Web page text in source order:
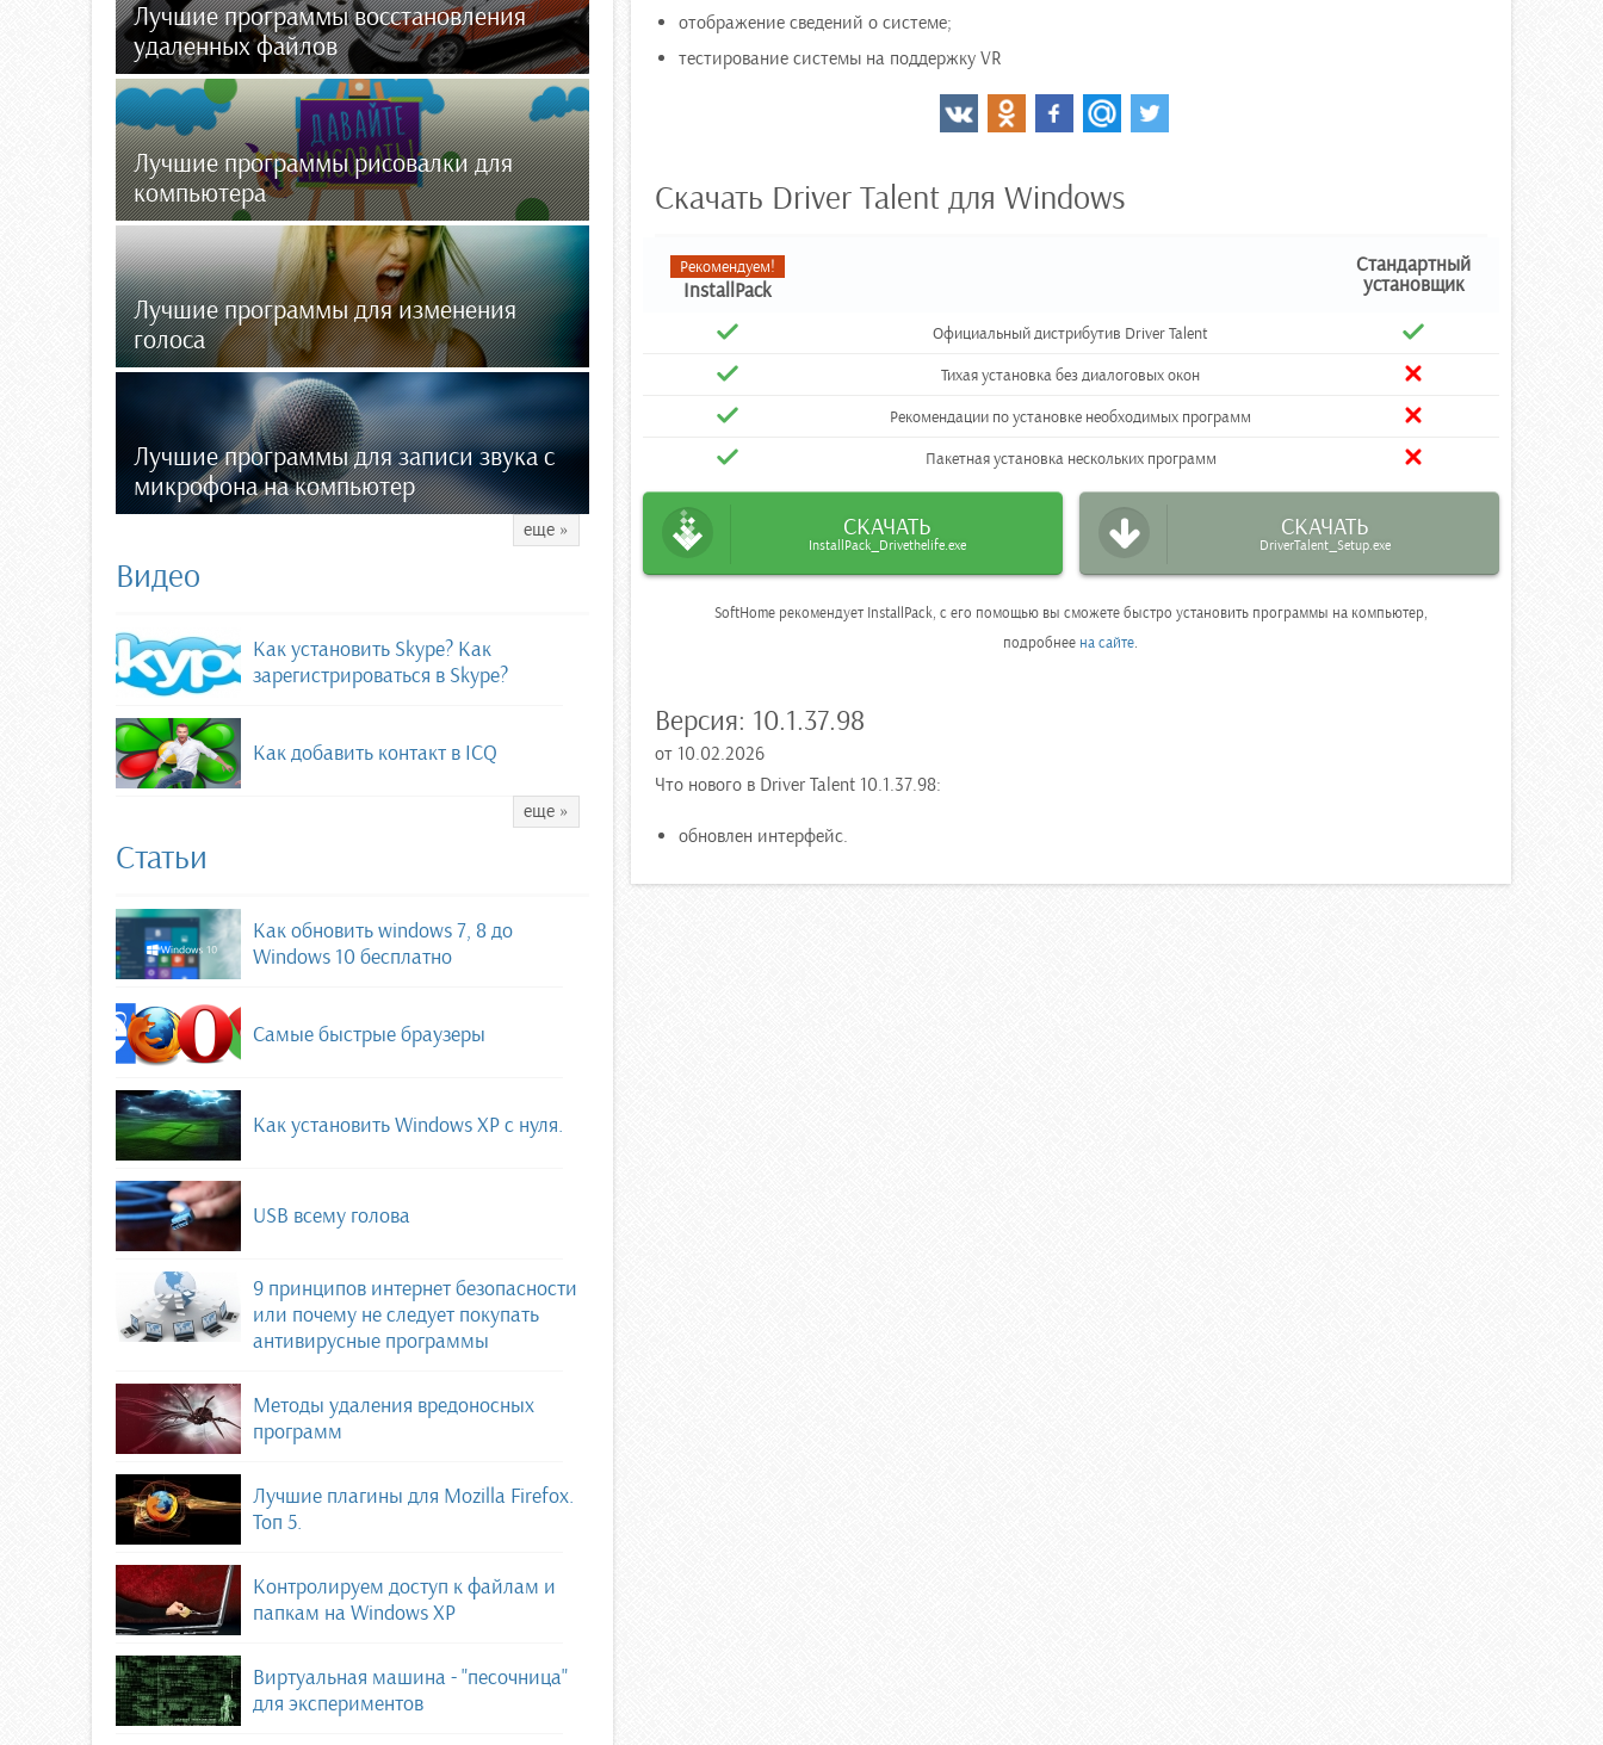
Лучшие программы восстановления
удаленных файлов
Лучшие программы рисовалки для
компьютера
Лучшие программы для изменения
голоса
Лучшие программы для записи звука с
микрофона на компьютер
еще »
Видео
Как установить Skype? Как
зарегистрироваться в Skype?
Как добавить контакт в ICQ
еще »
Статьи
Как обновить windows 7, 8 до
Windows 10 бесплатно
Самые быстрые браузеры
Как установить Windows XP с нуля.
USB всему голова
9 принципов интернет безопасности
или почему не следует покупать
антивирусные программы
Методы удаления вредоносных
программ
Лучшие плагины для Mozilla Firefox.
Топ 5.
Контролируем доступ к файлам и
папкам на Windows XP
Виртуальная машина - "песочница"
для экспериментов
отображение сведений о системе;
тестирование системы на поддержку VR
Скачать Driver Talent для Windows
Рекомендуем!
InstallPack
Стандартный
установщик
Официальный дистрибутив Driver Talent
Тихая установка без диалоговых окон
Рекомендации по установке необходимых программ
Пакетная установка нескольких программ
СКАЧАТЬ
InstallPack_Drivethelife.exe
СКАЧАТЬ
DriverTalent_Setup.exe
SoftHome рекомендует InstallPack, с его помощью вы сможете быстро установить программы на компьютер,
подробнее на сайте.
Версия: 10.1.37.98
от 10.02.2026
Что нового в Driver Talent 10.1.37.98:
обновлен интерфейс.